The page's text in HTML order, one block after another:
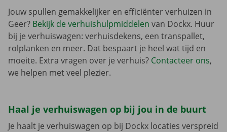
Jouw spullen gemakkelijker en efficiënter verhuizen in
Geer? Bekijk de verhuishulpmiddelen van Dockx. Huur
bij je verhuiswagen: verhuisdekens, een transpallet,
rolplanken en meer. Dat bespaart je heel wat tijd en
moeite. Extra vragen over je verhuis? Contacteer ons,
we helpen met veel plezier.
Haal je verhuiswagen op bij jou in de buurt
Je haalt je verhuiswagen op bij Dockx locaties verspreid